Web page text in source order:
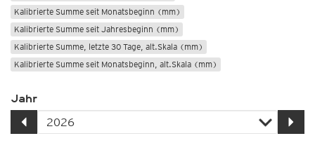
Kalibrierte Summe seit Monatsbeginn (mm)
Kalibrierte Summe seit Jahresbeginn (mm)
Kalibrierte Summe, letzte 30 Tage, alt.Skala (mm)
Kalibrierte Summe seit Monatsbeginn, alt.Skala (mm)
Niederschlagsabw. seit Monatsbeginn (%)
Niederschlagsabw. seit Jahresbeginn (%)
Kalibrierte Summe, >30mm in 24std
Kalibrierte Summe, >40mm in 24std
Jahr